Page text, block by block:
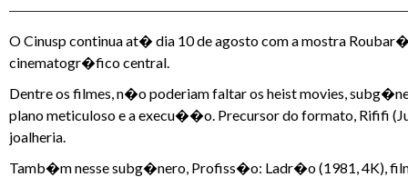
O Cinusp continua at� dia 10 de agosto com a mostra
cinematogr�fico central.
Dentre os filmes, n�o poderiam faltar os heist movies,
plano meticuloso e a execu��o. Precursor do formato, Rififi
joalheria.
Tamb�m nesse subg�nero, Profiss�o: Ladr�o (1981, 4K),